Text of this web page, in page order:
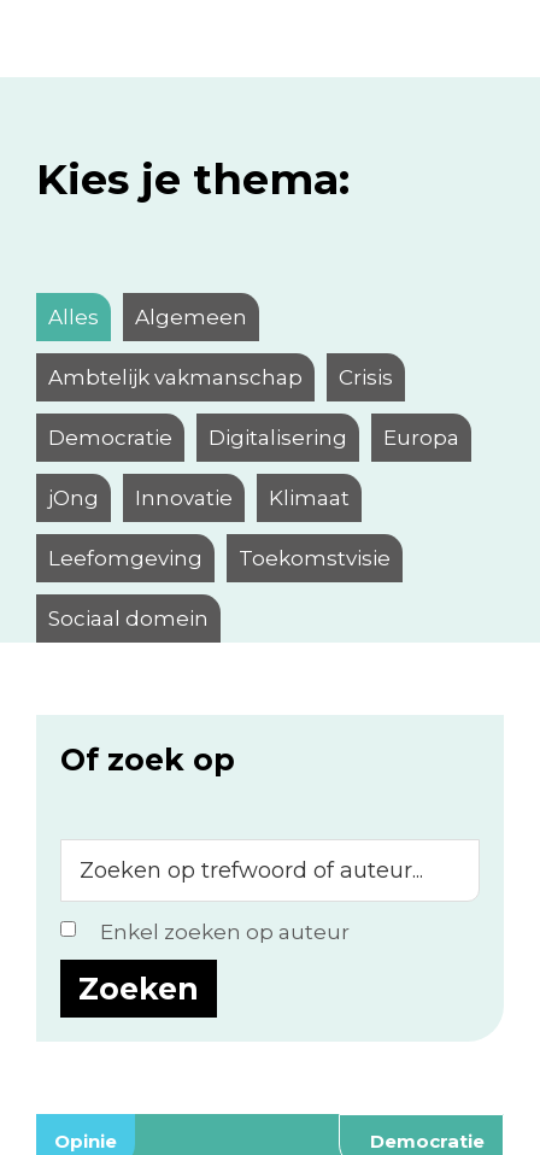
Kies je thema:
Alles Algemeen
Ambtelijk vakmanschap Crisis
Democratie Digitalisering Europa
jOng Innovatie Klimaat
Leefomgeving Toekomstvisie
Sociaal domein
Of zoek op
op
trefwoord
of
auteur...
Enkel zoeken op auteur
Opinie Democratie